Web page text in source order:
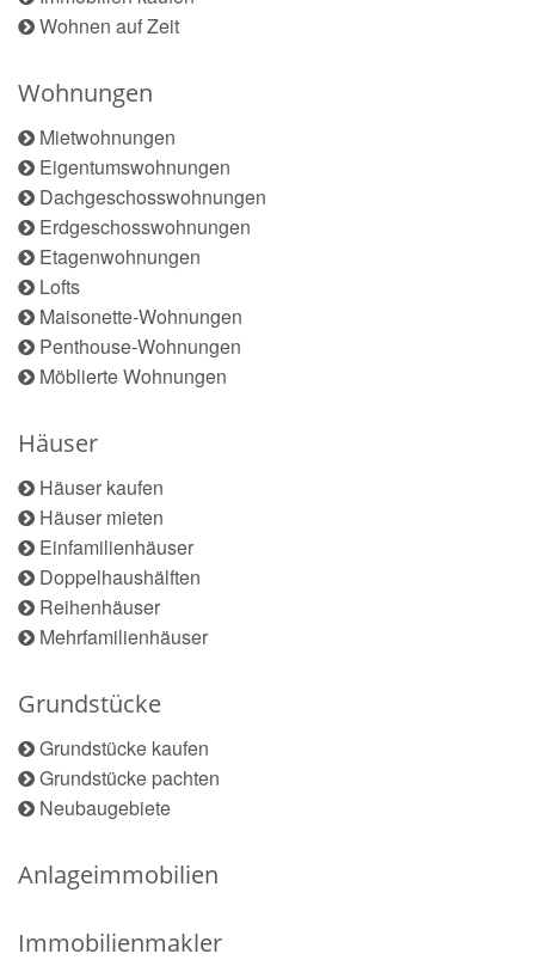
Wohnen auf Zeit
Wohnungen
Mietwohnungen
Eigentumswohnungen
Dachgeschosswohnungen
Erdgeschosswohnungen
Etagenwohnungen
Lofts
Maisonette-Wohnungen
Penthouse-Wohnungen
Möblierte Wohnungen
Häuser
Häuser kaufen
Häuser mieten
Einfamilienhäuser
Doppelhaushälften
Reihenhäuser
Mehrfamilienhäuser
Grundstücke
Grundstücke kaufen
Grundstücke pachten
Neubaugebiete
Anlageimmobilien
Immobilienmakler